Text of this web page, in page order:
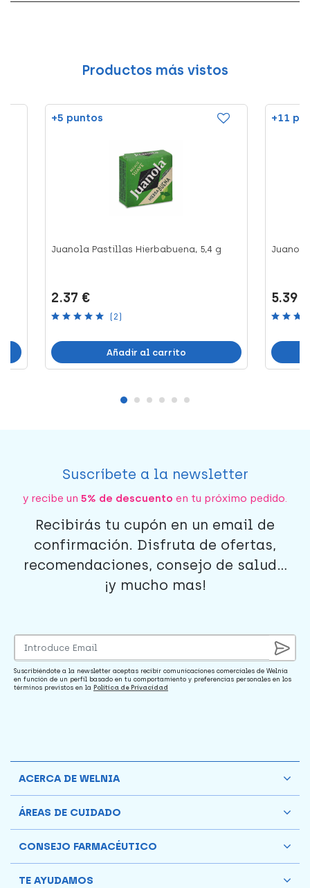
Productos más vistos
+5 puntos
Juanola Pastillas Hierbabuena, 5,4 g
2.37 €
(2)
Añadir al carrito
+11
5.39 €
Suscríbete a la newsletter
y recibe un 5% de descuento en tu próximo pedido.
Recibirás tu cupón en un email de
confirmación. Disfruta de ofertas,
recomendaciones, consejo de salud...
¡y mucho mas!
Suscribiéndote a la newsletter aceptas recibir comunicaciones comerciales de Welnia
en función de un perfil basado en tu comportamiento y preferencias personales en los
términos previstos en la Política de Privacidad
ACERCA DE WELNIA
ÁREAS DE CUIDADO
CONSEJO FARMACÉUTICO
TE AYUDAMOS